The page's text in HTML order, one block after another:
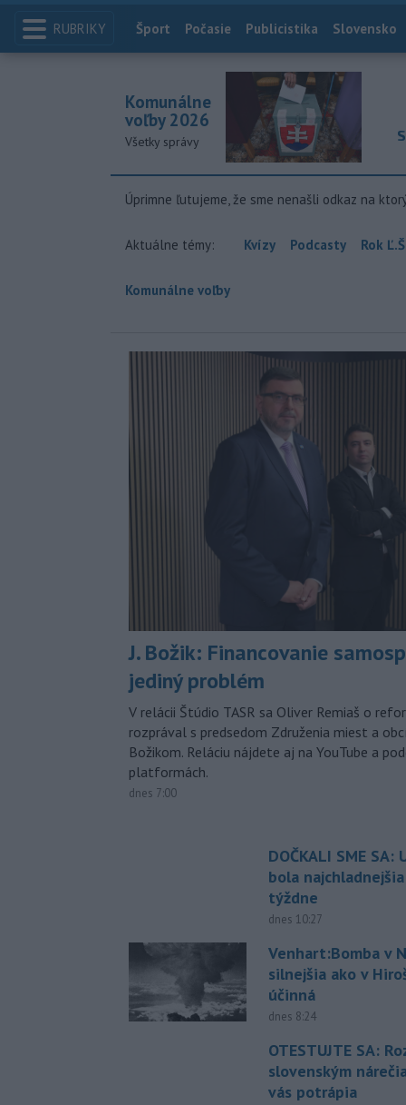
RUBRIKY Index
Šport Počasie Publicistika Slovensko
Komunálne
voľby 2026
Všetky správy
Úprimne ľutujeme, že sme nenašli odkaz na
Aktuálne témy: Kvízy Podcasty Rok
Komunálne voľby
J. Božik: Financovanie
jediný problém
V relácii Štúdio TASR sa Oliver Remiaš o
rozprával s predsedom Združenia miest a
Božikom. Reláciu nájdete aj na YouTube a
platformách.
dnes 7:00
DOČKALI SME SA:
bola
týždne
dnes 10:27
Venhart:Bomba v
silnejšia ako v
účinná
dnes 8:24
OTESTUJTE SA:
slovenským
vás potrápia